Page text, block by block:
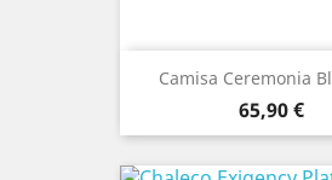
Camisa Ceremonia
Precio
65,90 €